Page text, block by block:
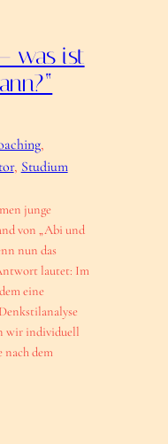
was ist
, Studium
junge
von „Abi und
nun das
lautet: Im
eine
wir individuell
nach dem